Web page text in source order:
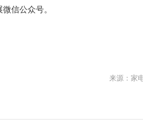
信公众号。
来源：家